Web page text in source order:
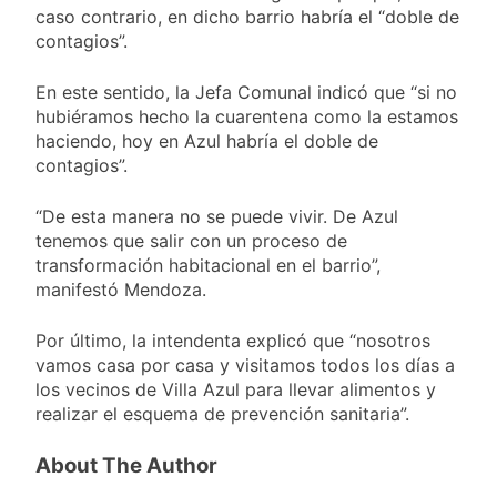
tiempo y llegan las
1 Día Atrás
Día de San Cayetano:
qué representa para
los argentinos
El Senado aprobó la
ley de propiedad
privada, pero el
1 Día Atrás
protesta contra la
Ley de Propiedad
Privada: hubo
2 Días Atrás
La Fiscalía rechazó el
pedido para
Florencio Varela
2 Días Atrás
El temporal se
despide del AMBA:
caso contrario, en dicho barrio habría el “doble de
contagios”.
En este sentido, la Jefa Comunal indicó que “si no
hubiéramos hecho la cuarentena como la estamos
haciendo, hoy en Azul habría el doble de
contagios”.
“De esta manera no se puede vivir. De Azul
tenemos que salir con un proceso de
transformación habitacional en el barrio”,
manifestó Mendoza.
Por último, la intendenta explicó que “nosotros
vamos casa por casa y visitamos todos los días a
los vecinos de Villa Azul para llevar alimentos y
realizar el esquema de prevención sanitaria”.
About The Author